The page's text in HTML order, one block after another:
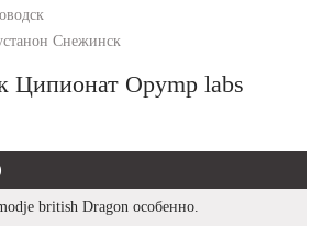
Снежинск
Ципионат Opymp labs
british Dragon особенно.